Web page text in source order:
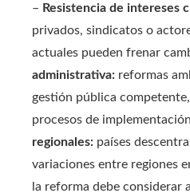
– Resistencia de intereses
privados, sindicatos o
actuales pueden frenar
administrativa: reformas
gestión pública
procesos de
regionales: países
variaciones entre regiones
la reforma debe considerar